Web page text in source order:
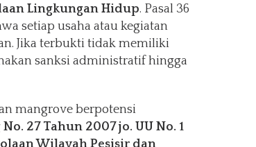
Lingkungan Hidup. Pasal 36
setiap usaha atau kegiatan
Jika terbukti tidak memiliki
sanksi administratif hingga
mangrove berpotensi
27 Tahun 2007 jo. UU No. 1